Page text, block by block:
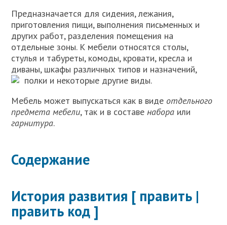
Предназначается для сидения, лежания,
приготовления пищи, выполнения письменных и
других работ, разделения помещения на
отдельные зоны. К мебели относятся столы,
стулья и табуреты, комоды, кровати, кресла и
диваны, шкафы различных типов и назначений,
полки и некоторые другие виды.
Мебель может выпускаться как в виде отдельного
предмета мебели, так и в составенабора или
гарнитура.
Содержание
История развития [ править |
править код ]